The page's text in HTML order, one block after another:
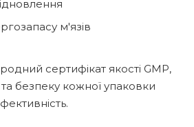
м'язів
сертифікат якості GMP,
та безпеку кожної упаковки